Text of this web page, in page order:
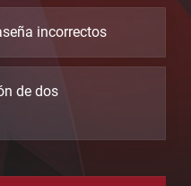
incorrectos
de dos